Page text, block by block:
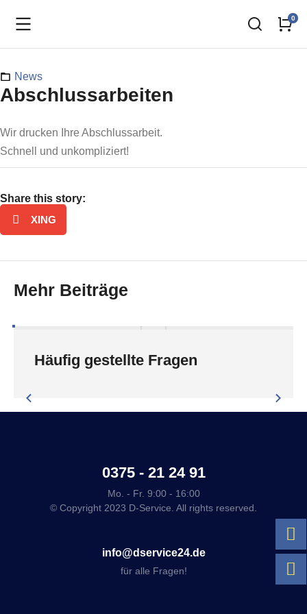
News
Abschlussarbeiten
Wir drucken Ihre Abschlussarbeit.
Schnell und unkompliziert!
Share this story:
XING
Mehr Beiträge
Häufig gestellte Fragen
0375 - 21 24 91
Mo. - Fr. 9:00 - 16:00
© Copyright 2023 D-Service. All rights reserved.
info@dservice24.de
für alle Fragen!